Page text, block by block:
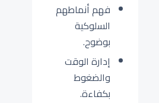
فهم أنماطهم
السلوكية
بوضوح.
إدارة الوقت
والضغوط
بكفاءة.